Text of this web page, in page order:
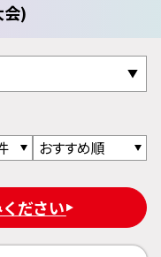
会)
ださい